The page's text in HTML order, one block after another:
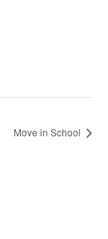
Move in School